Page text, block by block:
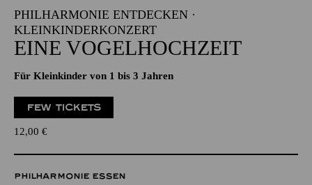
PHILHARMONIE ENTDECKEN ·
KLEINKINDERKONZERT
EINE VOGELHOCHZEIT
Für Kleinkinder von 1 bis 3 Jahren
FEW TICKETS
12,00 €
PHILHARMONIE ESSEN